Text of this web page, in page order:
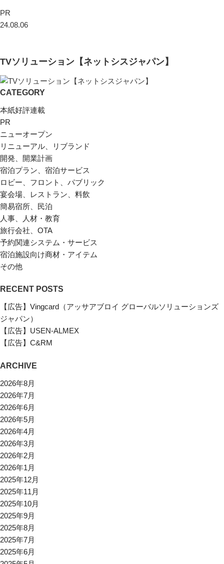
PR
24.08.06
TVソリューション【ネットシスジャパン】
CATEGORY
本紙好評連載
PR
ニューオープン
リニューアル、リブランド
開発、開業計画
宿泊プラン、宿泊サービス
ロビー、フロント、パブリック
宴会場、レストラン、料飲
簡易宿所、民泊
人事、人材・教育
旅行会社、OTA
予約関連システム・サービス
宿泊施設向け商材・アイテム
その他
RECENT POSTS
【広告】Vingcard（アッサアブロイ グローバルソリューションズ
ジャパン）
【広告】USEN-ALMEX
【広告】C&RM
ARCHIVE
2026年8月
2026年7月
2026年6月
2026年5月
2026年4月
2026年3月
2026年2月
2026年1月
2025年12月
2025年11月
2025年10月
2025年9月
2025年8月
2025年7月
2025年6月